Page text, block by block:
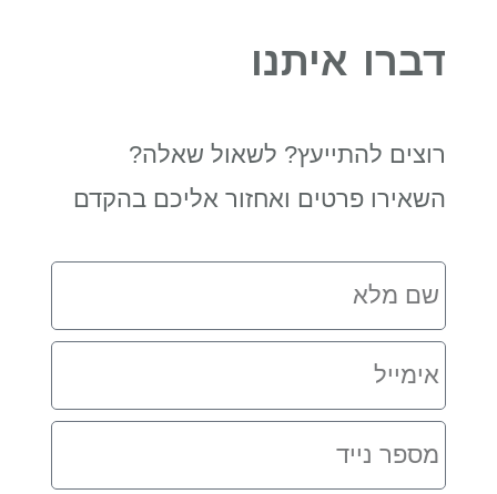
דברו איתנו
רוצים להתייעץ? לשאול שאלה?
השאירו פרטים ואחזור אליכם בהקדם
שם
אימייל
מספר